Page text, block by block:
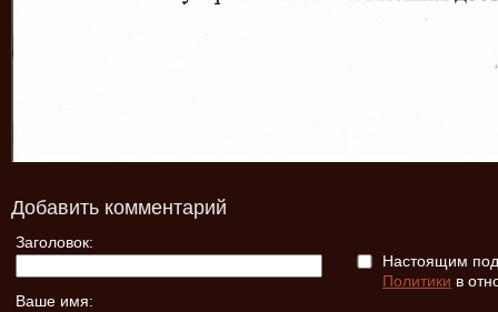
Добавить комментарий
Заголовок:
Ваше имя:
Настоящим
Политики в